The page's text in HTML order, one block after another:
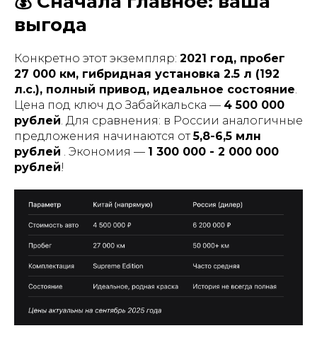
выгода
Конкретно этот экземпляр: 2021 год, пробег
27 000 км, гибридная установка 2.5 л (192
л.с.), полный привод, идеальное состояние.
Цена под ключ до Забайкальска — 4 500 000
рублей. Для сравнения: в России аналогичные
предложения начинаются от5,8-6,5 млн
рублей . Экономия — 1 300 000 - 2 000 000
рублей!